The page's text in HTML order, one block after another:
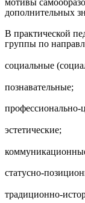
дополнительных
В практической
группы по
социальные
познавательные;
профессионально-
эстетические;
статусно-
традиционно-